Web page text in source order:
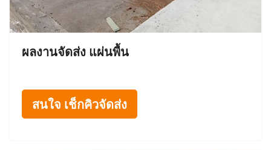
ผลงานจัดส่ง แผ่นพื้น
สนใจ เช็กคิวจัดส่ง